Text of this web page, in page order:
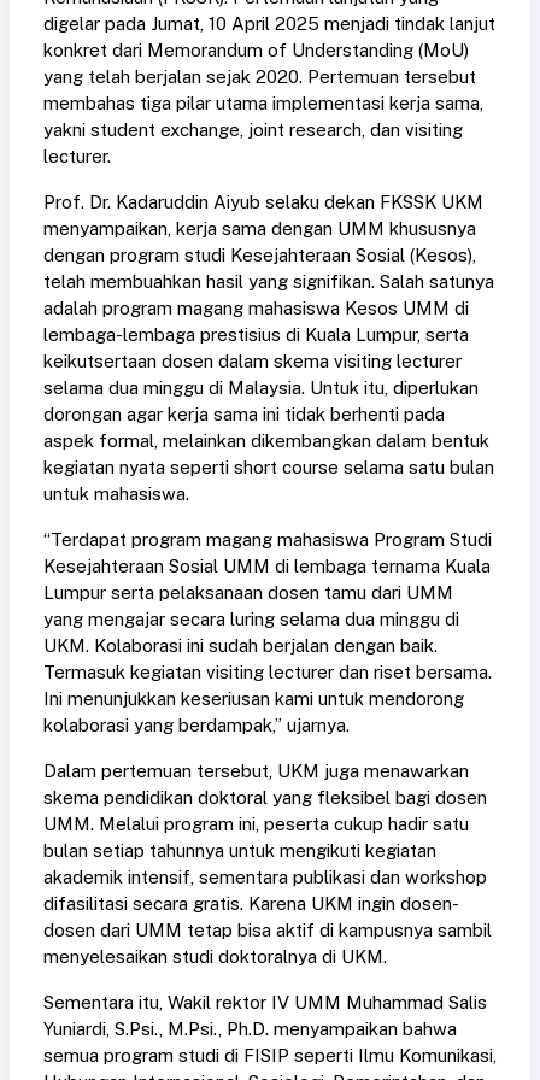
digelar pada Jumat, 10 April 2025 menjadi tindak lanjut
konkret dari Memorandum of Understanding (MoU)
yang telah berjalan sejak 2020. Pertemuan tersebut
membahas tiga pilar utama implementasi kerja sama,
yakni student exchange, joint research, dan visiting
lecturer.
Prof. Dr. Kadaruddin Aiyub selaku dekan FKSSK UKM
menyampaikan, kerja sama dengan UMM khususnya
dengan program studi Kesejahteraan Sosial (Kesos),
telah membuahkan hasil yang signifikan. Salah satunya
adalah program magang mahasiswa Kesos UMM di
lembaga-lembaga prestisius di Kuala Lumpur, serta
keikutsertaan dosen dalam skema visiting lecturer
selama dua minggu di Malaysia. Untuk itu, diperlukan
dorongan agar kerja sama ini tidak berhenti pada
aspek formal, melainkan dikembangkan dalam bentuk
kegiatan nyata seperti short course selama satu bulan
untuk mahasiswa.
“Terdapat program magang mahasiswa Program Studi
Kesejahteraan Sosial UMM di lembaga ternama Kuala
Lumpur serta pelaksanaan dosen tamu dari UMM
yang mengajar secara luring selama dua minggu di
UKM. Kolaborasi ini sudah berjalan dengan baik.
Termasuk kegiatan visiting lecturer dan riset bersama.
Ini menunjukkan keseriusan kami untuk mendorong
kolaborasi yang berdampak,” ujarnya.
Dalam pertemuan tersebut, UKM juga menawarkan
skema pendidikan doktoral yang fleksibel bagi dosen
UMM. Melalui program ini, peserta cukup hadir satu
bulan setiap tahunnya untuk mengikuti kegiatan
akademik intensif, sementara publikasi dan workshop
difasilitasi secara gratis. Karena UKM ingin dosen-
dosen dari UMM tetap bisa aktif di kampusnya sambil
menyelesaikan studi doktoralnya di UKM.
Sementara itu, Wakil rektor IV UMM Muhammad Salis
Yuniardi, S.Psi., M.Psi., Ph.D. menyampaikan bahwa
semua program studi di FISIP seperti Ilmu Komunikasi,